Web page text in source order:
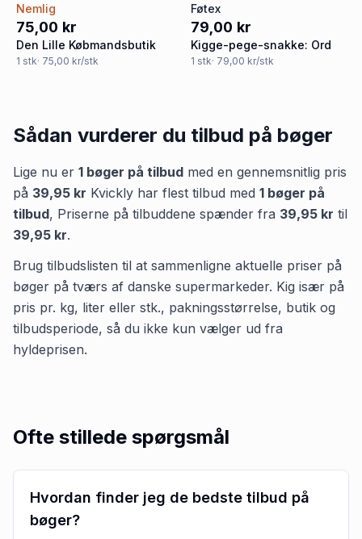
Nemlig
75,00 kr
Den Lille Købmandsbutik
1 stk· 75,00 kr/stk
Føtex
79,00 kr
Kigge-pege-snakke: Ord
1 stk· 79,00 kr/stk
Sådan vurderer du tilbud på bøger
Lige nu er 1 bøger på tilbud med en gennemsnitlig pris
på 39,95 kr Kvickly har flest tilbud med 1 bøger på
tilbud, Priserne på tilbuddene spænder fra 39,95 kr til
39,95 kr.
Brug tilbudslisten til at sammenligne aktuelle priser på
bøger på tværs af danske supermarkeder. Kig især på
pris pr. kg, liter eller stk., pakningsstørrelse, butik og
tilbudsperiode, så du ikke kun vælger ud fra
hyldeprisen.
Ofte stillede spørgsmål
Hvordan finder jeg de bedste tilbud på
bøger?